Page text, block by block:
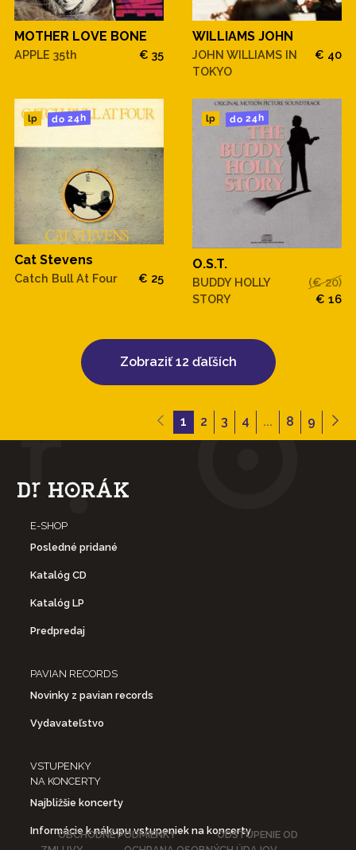
MOTHER LOVE BONE
APPLE 35th € 35
WILLIAMS JOHN
JOHN WILLIAMS IN
TOKYO
€ 40
lp do 24h
Cat Stevens
Catch Bull At Four € 25
lp do 24h
O.S.T.
BUDDY HOLLY
STORY
(€ 20)
€ 16
Zobraziť 12 ďaľších
1 2 3 4 ... 8 9
E-SHOP
Posledné pridané
Katalóg CD
Katalóg LP
Predpredaj
PAVIAN RECORDS
Novinky z pavian records
Vydavateľstvo
VSTUPENKY
NA KONCERTY
Najbližšie koncerty
Informácie k nákupu vstupeniek na koncerty
OBCHODNÉ PODMIENKY
ODSTÚPENIE OD